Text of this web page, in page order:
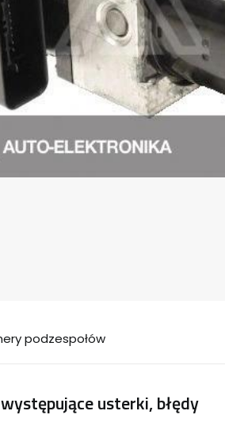
podzespołów
usterki, błędy